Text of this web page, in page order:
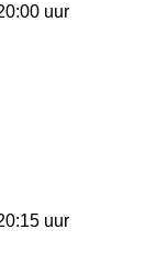
uur
uur